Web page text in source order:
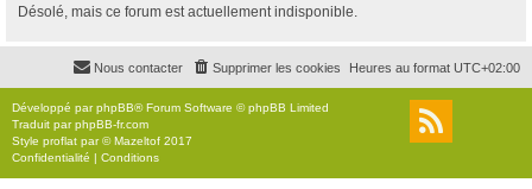
r
c
r
Désolé, mais ce forum est actuellement indisponible.
Heures au format UTC+02:00
Supprimer les cookies
Nous contacter
Développé parphpBB® Forum Software © phpBB Limited
Traduit parphpBB-fr.com
Style proflat par ©Mazeltof 2017
Confidentialité | Conditions